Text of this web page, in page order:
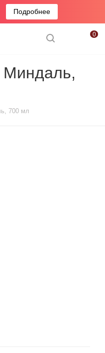
Подробнее
0
700 мл